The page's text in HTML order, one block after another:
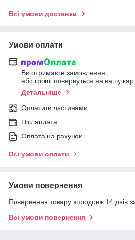
Всі умови доставки
Умови оплати
Ви отримаєте замовлення
або гроші повернуться на вашу
Детальніше
Оплатити частинами
Післяплата
Оплата на рахунок
Всі умови оплати
Умови повернення
Повернення товару впродовж 14 днів
Всі умови повернення